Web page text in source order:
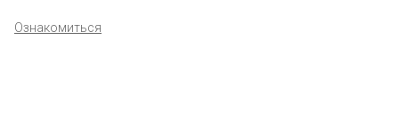
Ознакомиться